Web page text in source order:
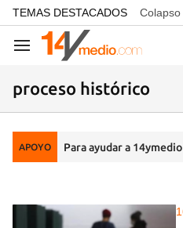
common.go-to-content
TEMAS DESTACADOS Colapso
Navegación
proceso histórico
APOYO Para ayudar a 14ymedio